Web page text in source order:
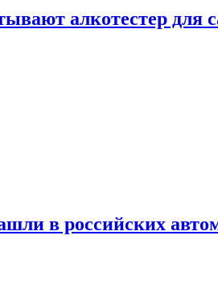
алкотестер для
в российских